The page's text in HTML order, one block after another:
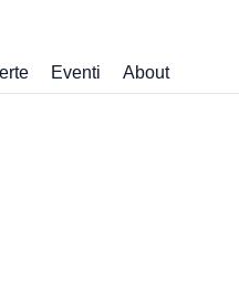
Eventi About